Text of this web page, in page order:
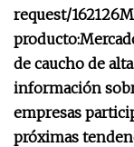
request/162126
producto:
de caucho de
información
empresas
próximas